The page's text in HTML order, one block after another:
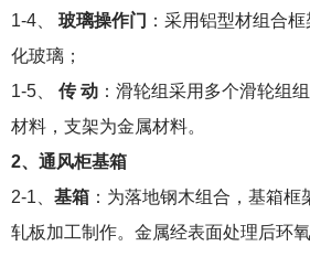
1-4、 玻璃操作门 ：采用铝型材组合
化玻璃；
1-5、 传 动：滑轮组采用多个滑轮组
材料，支架为金属材料。
2、通风柜基箱
2-1、 基箱：为落地钢木组合，基箱框
轧板加工制作。金属经表面处理后环